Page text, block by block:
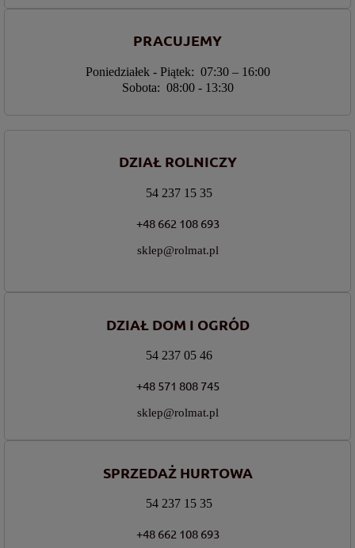
PRACUJEMY
Poniedziałek - Piątek: 07:30 – 16:00
Sobota: 08:00 - 13:30
DZIAŁ ROLNICZY
54 237 15 35
+48 662 108 693
sklep@rolmat.pl
DZIAŁ DOM I OGRÓD
54 237 05 46
+48 571 808 745
sklep@rolmat.pl
SPRZEDAŻ HURTOWA
54 237 15 35
+48 662 108 693